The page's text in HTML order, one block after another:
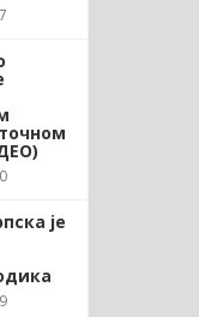
је